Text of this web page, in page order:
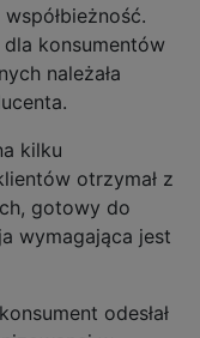
konsumentów
należała
kilku
otrzymał z
gotowy do
wymagająca jest
odesłał